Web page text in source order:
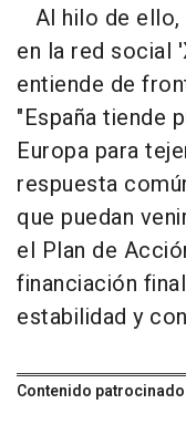
Al hilo de
en la red social
entiende de
"España tiende
Europa para
respuesta
que puedan
el Plan de
financiación
estabilidad y
Contenido patrocinado